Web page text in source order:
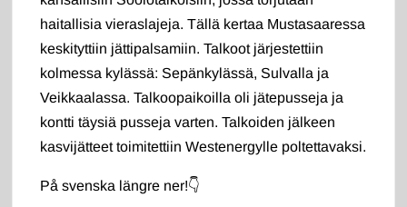
haitallisia vieraslajeja. Tällä kertaa Mustasaaressa
keskityttiin jättipalsamiin. Talkoot järjestettiin
kolmessa kylässä: Sepänkylässä, Sulvalla ja
Veikkaalassa. Talkoopaikoilla oli jätepusseja ja
kontti täysiä pusseja varten. Talkoiden jälkeen
kasvijätteet toimitettiin Westenergylle poltettavaksi.
På svenska längre ner!👇